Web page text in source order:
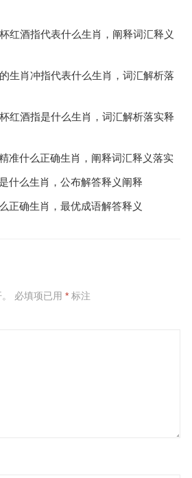
红酒指代表什么生肖，阐释词汇释义
生肖冲指代表什么生肖，词汇解析落
红酒指是什么生肖，词汇解析落实释
准什么正确生肖，阐释词汇释义落实
什么生肖，公布解答释义阐释
正确生肖，最优成语解答释义
必填项已用 *标注